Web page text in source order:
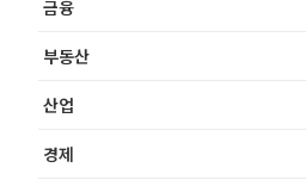
금융
부동산
산업
경제